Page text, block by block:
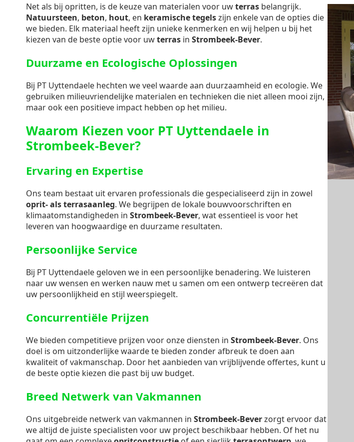
Net als bij opritten, is de keuze van materialen voor uwterras belangrijk.
Natuursteen, beton, hout, en keramische tegelszijn enkele van de opties die
we bieden. Elk materiaal heeft zijn unieke kenmerken en wij helpen u bij het
kiezen van de beste optie voor uwterras in Strombeek-Bever.
Duurzame en Ecologische Oplossingen
Bij PT Uyttendaele hechten we veel waarde aan duurzaamheid en ecologie. We
gebruiken milieuvriendelijke materialen en technieken die niet alleen mooi zijn,
maar ook een positieve impact hebben op het milieu.
Waarom Kiezen voor PT Uyttendaele in
Strombeek-Bever?
Ervaring en Expertise
Ons team bestaat uit ervaren professionals die gespecialiseerd zijn in zowel
oprit- als terrasaanleg. We begrijpen de lokale bouwvoorschriften en
klimaatomstandigheden in Strombeek-Bever, wat essentieel is voor het
leveren van hoogwaardige en duurzame resultaten.
Persoonlijke Service
Bij PT Uyttendaele geloven we in een persoonlijke benadering. We luisteren
naar uw wensen en werken nauw met u samen om een ontwerp tecreëren dat
uw persoonlijkheid en stijl weerspiegelt.
Concurrentiële Prijzen
We bieden competitieve prijzen voor onze diensten in Strombeek-Bever. Ons
doel is om uitzonderlijke waarde te bieden zonder afbreuk te doen aan
kwaliteit of vakmanschap. Door het aanbieden van vrijblijvende offertes, kunt u
de beste optie kiezen die past bij uw budget.
Breed Netwerk van Vakmannen
Ons uitgebreide netwerk van vakmannen in Strombeek-Beverzorgt ervoor dat
we altijd de juiste specialisten voor uw project beschikbaar hebben. Of het nu